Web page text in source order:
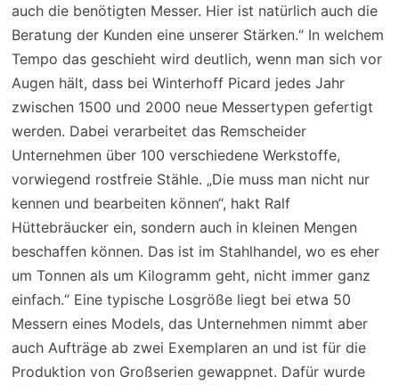
auch die benötigten Messer. Hier ist natürlich auch die
Beratung der Kunden eine unserer Stärken.“ In welchem
Tempo das geschieht wird deutlich, wenn man sich vor
Augen hält, dass bei Winterhoff Picard jedes Jahr
zwischen 1500 und 2000 neue Messertypen gefertigt
werden. Dabei verarbeitet das Remscheider
Unternehmen über 100 verschiedene Werkstoffe,
vorwiegend rostfreie Stähle. „Die muss man nicht nur
kennen und bearbeiten können“, hakt Ralf
Hüttebräucker ein, sondern auch in kleinen Mengen
beschaffen können. Das ist im Stahlhandel, wo es eher
um Tonnen als um Kilogramm geht, nicht immer ganz
einfach.“ Eine typische Losgröße liegt bei etwa 50
Messern eines Models, das Unternehmen nimmt aber
auch Aufträge ab zwei Exemplaren an und ist für die
Produktion von Großserien gewappnet. Dafür wurde